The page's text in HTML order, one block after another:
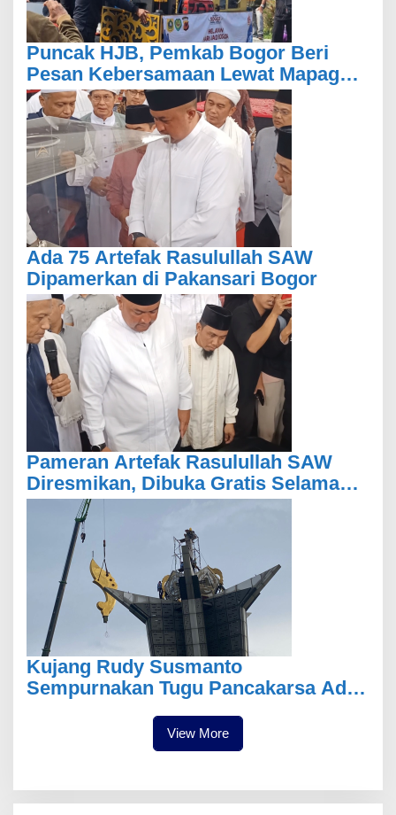
Puncak HJB, Pemkab Bogor Beri
Pesan Kebersamaan Lewat Mapag
Pajajaran Anyar
Ada 75 Artefak Rasulullah SAW
Dipamerkan di Pakansari Bogor
Pameran Artefak Rasulullah SAW
Diresmikan, Dibuka Gratis Selama
Ramadan
Kujang Rudy Susmanto
Sempurnakan Tugu Pancakarsa Ade
View More